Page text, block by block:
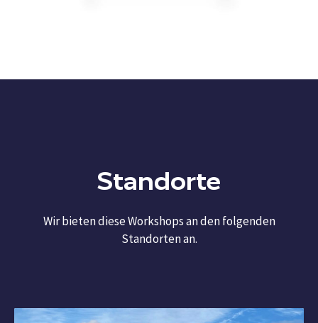
Standorte
Wir bieten diese Workshops an den folgenden
Standorten an.